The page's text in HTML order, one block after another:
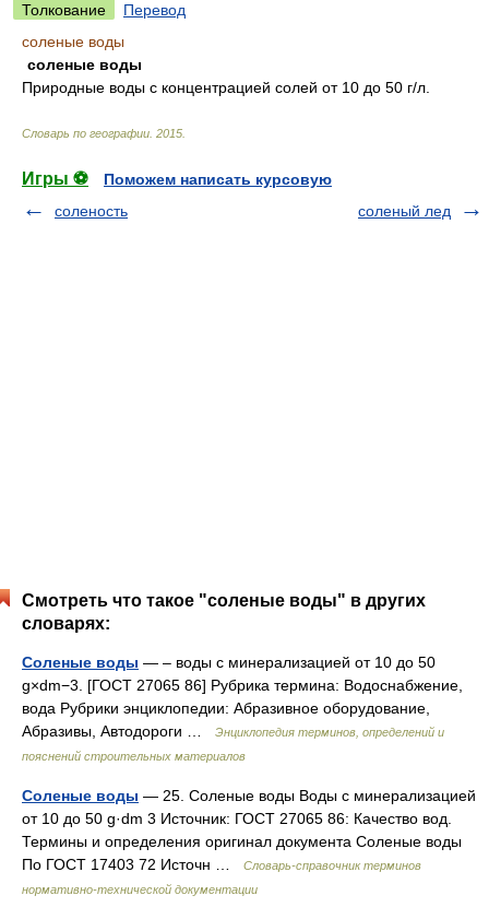
Толкование
Перевод
соленые воды
соленые воды
Природные воды с концентрацией солей от 10 до 50 г/л.
Словарь по географии 2015
Игры ⚽
Поможем написать курсовую
соленость
соленый лед
Смотреть что такое "соленые воды" в других
словарях:
Соленые воды — – воды с минерализацией от 10 до 50
g×dm−3. [ГОСТ 27065 86] Рубрика термина: Водоснабжение,
вода Рубрики энциклопедии: Абразивное оборудование,
Абразивы, Автодороги …
Энциклопедия терминов, определений и
пояснений строительных материалов
Соленые воды — 25. Соленые воды Воды с минерализацией
от 10 до 50 g·dm 3 Источник: ГОСТ 27065 86: Качество вод.
Термины и определения оригинал документа Соленые воды
По ГОСТ 17403 72 Источн …
Словарь-справочник терминов
нормативно-технической документации